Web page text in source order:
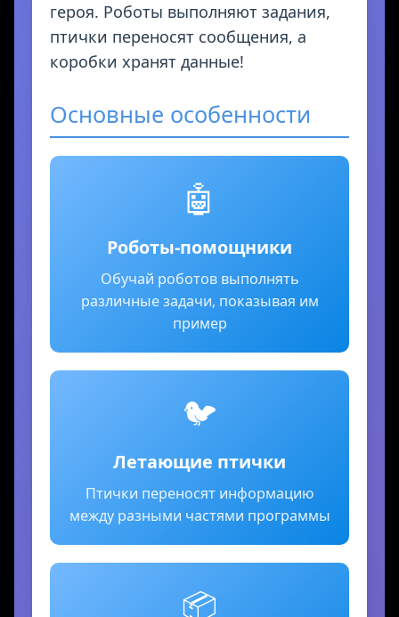
героя. Роботы выполняют задания,
птички переносят сообщения, а
коробки хранят данные!
Основные особенности
🤖
Роботы-помощники
Обучай роботов выполнять
различные задачи, показывая им
пример
🐦
Летающие птички
Птички переносят информацию
между разными частями программы
📦